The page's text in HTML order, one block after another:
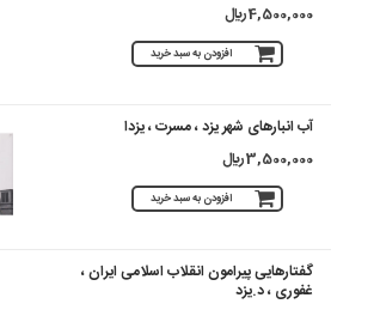
4,500,000 ريال
افزودن به سبد خرید
آب انبارهای شهر یزد ، مسرت ، یزدا
3,500,000 ريال
افزودن به سبد خرید
گفتارهایی پیرامون انقلاب اسلامی ایران ،
غفوری ، د.یزد